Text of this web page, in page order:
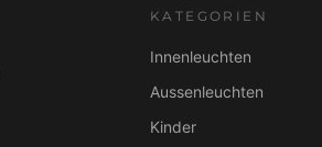
KATEGORIEN
Innenleuchten
Aussenleuchten
Kinder